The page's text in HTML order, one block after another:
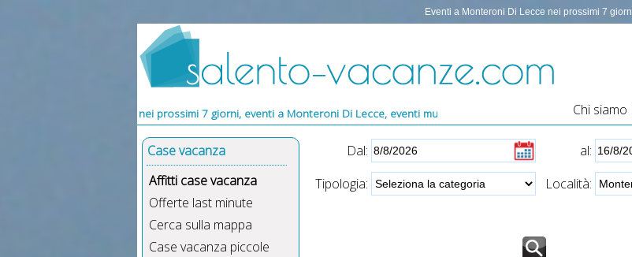
Eventi a Monteroni Di Lecce nei prossimi 7
Chi siamo
Lecce nei prossimi 7 giorni, eventi a Monteroni Di Lecce, eventi musicali Monteroni Di Lecce, eventi Lecce, eventi
Case vacanza
Affitti case vacanza
Offerte last minute
Cerca sulla mappa
Case vacanza piccole
Dal:
al:
Tipologia:
Località: